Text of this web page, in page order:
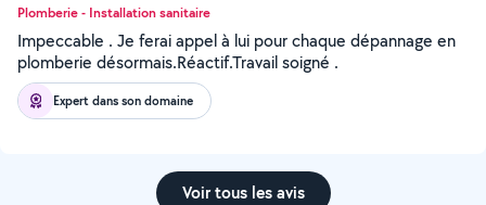
Plomberie - Installation sanitaire
Impeccable . Je ferai appel à lui pour chaque dépannage en
plomberie désormais.Réactif.Travail soigné .
Expert dans son domaine
Voir tous les avis